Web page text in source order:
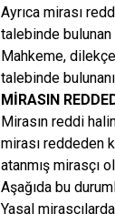
Ayrıca mirası
talebinde
Mahkeme,
talebinde
MİRASIN
Mirasın reddi
mirası reddeden
atanmış mirasçı
Aşağıda bu
Yasal